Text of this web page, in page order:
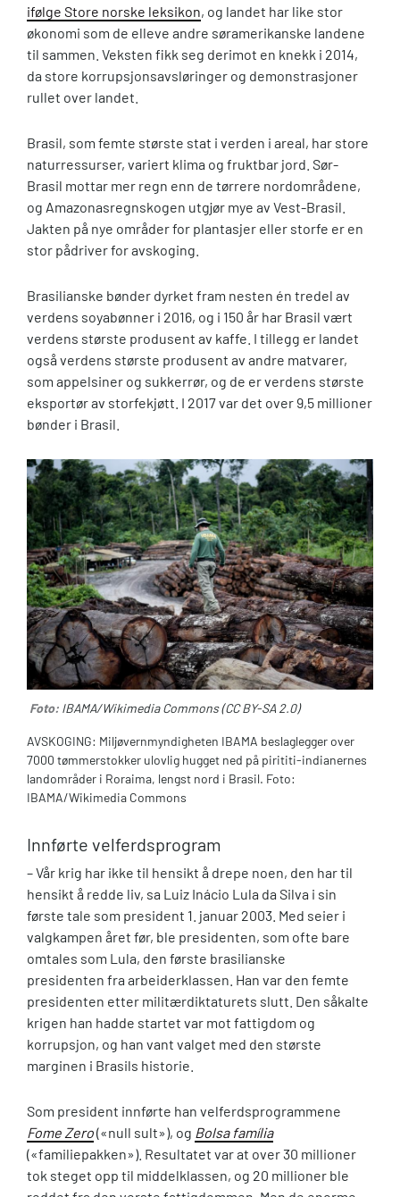
ifølge Store norske leksikon, og landet har like stor
økonomi som de elleve andre søramerikanske landene
til sammen. Veksten fikk seg derimot en knekk i 2014,
da store korrupsjonsavsløringer og demonstrasjoner
rullet over landet.
Brasil, som femte største stat i verden i areal, har store
naturressurser, variert klima og fruktbar jord. Sør-
Brasil mottar mer regn enn de tørrere nordområdene,
og Amazonasregnskogen utgjør mye av Vest-Brasil.
Jakten på nye områder for plantasjer eller storfe er en
stor pådriver for avskoging.
Brasilianske bønder dyrket fram nesten én tredel av
verdens soyabønner i 2016, og i 150 år har Brasil vært
verdens største produsent av kaffe. I tillegg er landet
også verdens største produsent av andre matvarer,
som appelsiner og sukkerrør, og de er verdens største
eksportør av storfekjøtt. I 2017 var det over 9,5 millioner
bønder i Brasil.
Foto: IBAMA/Wikimedia Commons (CC BY-SA 2.0)
AVSKOGING: Miljøvernmyndigheten IBAMA beslaglegger over
7000 tømmerstokker ulovlig hugget ned på pirititi-indianernes
landområder i Roraima, lengst nord i Brasil. Foto:
IBAMA/Wikimedia Commons
Innførte velferdsprogram
– Vår krig har ikke til hensikt å drepe noen, den har til
hensikt å redde liv, sa Luiz Inácio Lula da Silva i sin
første tale som president 1. januar 2003. Med seier i
valgkampen året før, ble presidenten, som ofte bare
omtales som Lula, den første brasilianske
presidenten fra arbeiderklassen. Han var den femte
presidenten etter militærdiktaturets slutt. Den såkalte
krigen han hadde startet var mot fattigdom og
korrupsjon, og han vant valget med den største
marginen i Brasils historie.
Som president innførte han velferdsprogrammene
Fome Zero(«null sult»), og Bolsa família
(«familiepakken»). Resultatet var at over 30 millioner
tok steget opp til middelklassen, og 20 millioner ble